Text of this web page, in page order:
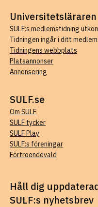
Universitetsläraren
SULF:s medlemstidning
Tidningen ingår i ditt
Tidningens webbplats
Platsannonser
Annonsering
SULF.se
Om SULF
SULF tycker
SULF Play
SULF:s föreningar
Förtroendevald
Håll dig
SULF:s nyhetsbrev